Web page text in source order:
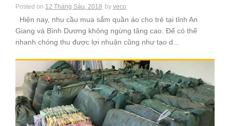
Posted on 12 Tháng Sáu, 2018 by veco
Hiện nay, nhu cầu mua sắm quần áo cho trẻ tại tỉnh An
Giang và Bình Dương không ngừng tăng cao. Để có thể
nhanh chóng thu được lợi nhuận cũng như tạo d...